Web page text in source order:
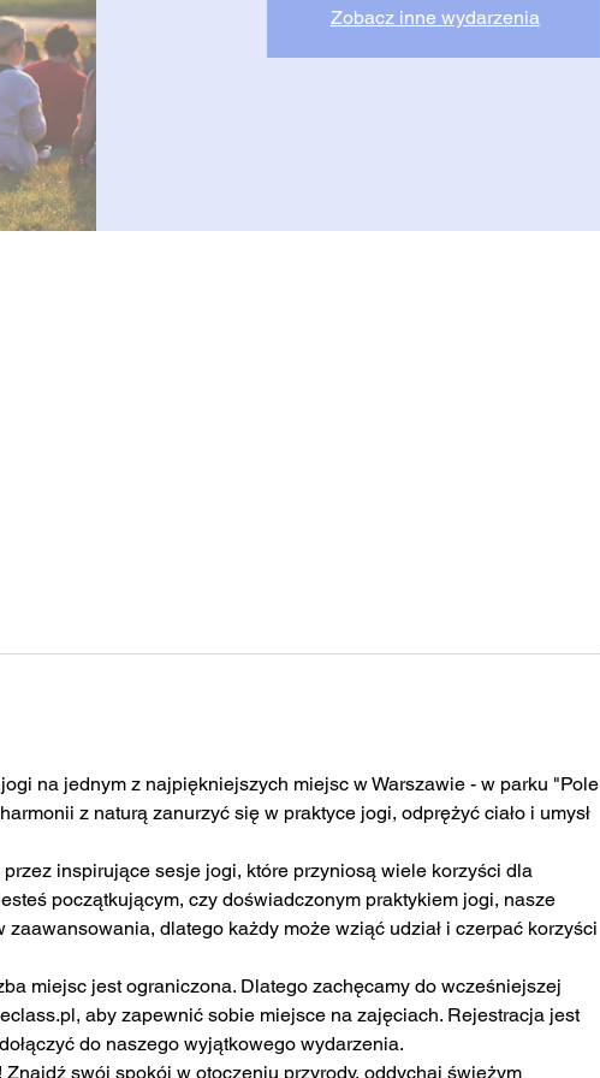
Zobacz inne wydarzenia
na jednym z najpiękniejszych miejsc w Warszawie - w parku "Pole
z naturą zanurzyć się w praktyce jogi, odprężyć ciało i umysł
inspirujące sesje jogi, które przyniosą wiele korzyści dla
początkującym, czy doświadczonym praktykiem jogi, nasze
dlatego każdy może wziąć udział i czerpać korzyści
miejsc jest ograniczona. Dlatego zachęcamy do wcześniejszej
aby zapewnić sobie miejsce na zajęciach. Rejestracja jest
do naszego wyjątkowego wydarzenia.
swój spokój w otoczeniu przyrody, oddychaj świeżym